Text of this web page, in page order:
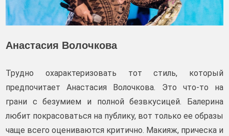
Анастасия Волочкова
Трудно охарактеризовать тот стиль, который
предпочитает Анастасия Волочкова. Это что-то на
грани с безумием и полной безвкусицей. Балерина
любит покрасоваться на публику, вот только ее образы
чаще всего оцениваются критично. Макияж, прическа и